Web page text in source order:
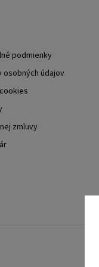
podmienky
osobných údajov
zmluvy